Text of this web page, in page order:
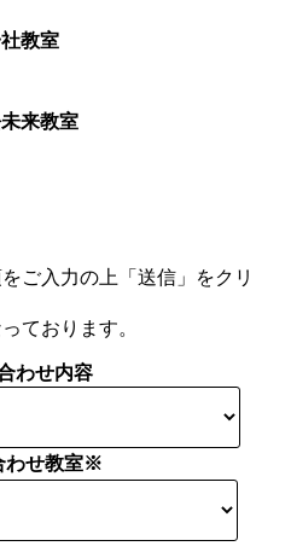
教室
来教室
ご入力の上「送信」をクリ
ております。
わせ内容
わせ教室※